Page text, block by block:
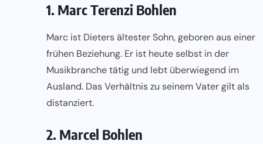
1. Marc Terenzi Bohlen
Marc ist Dieters ältester Sohn, geboren aus einer
frühen Beziehung. Er ist heute selbst in der
Musikbranche tätig und lebt überwiegend im
Ausland. Das Verhältnis zu seinem Vater gilt als
distanziert.
2. Marcel Bohlen